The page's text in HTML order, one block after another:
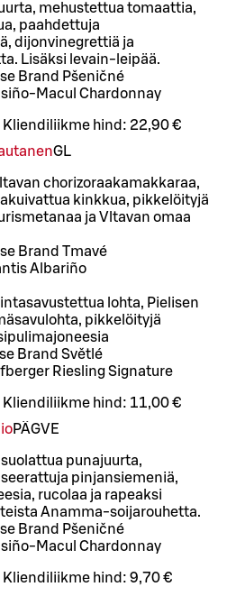
mehustettua tomaattia,
paahdettuja
dijonvinegrettiä ja
Lisäksi levain-leipää.
Brand Pšeničné
Macul Chardonnay
Kliendiliikme hind: 22,90 €
GL
chorizoraakamakkaraa,
kinkkua, pikkelöityjä
ja Vltavan omaa
Brand Tmavé
Albariño
lohta, Pielisen
pikkelöityjä
Brand Světlé
Riesling Signature
Kliendiliikme hind: 11,00 €
PÄGVE
punajuurta,
pinjansiemeniä,
rucolaa ja rapeaksi
Anamma-soijarouhetta.
Brand Pšeničné
Macul Chardonnay
Kliendiliikme hind: 9,70 €